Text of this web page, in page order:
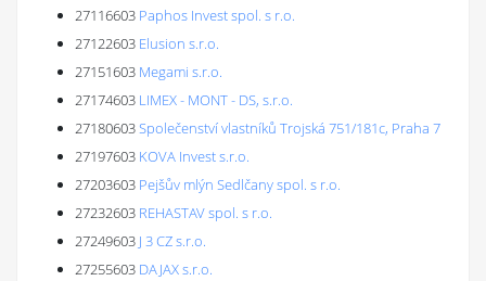
27116603 Paphos Invest spol. s r.o.
27122603 Elusion s.r.o.
27151603 Megami s.r.o.
27174603 LIMEX - MONT - DS, s.r.o.
27180603Společenství vlastníků Trojská 751/181c, Praha 7
27197603 KOVA Invest s.r.o.
27203603 Pejšův mlýn Sedlčany spol. s r.o.
27232603 REHASTAV spol. s r.o.
27249603 J 3 CZ s.r.o.
27255603 DAJAX s.r.o.